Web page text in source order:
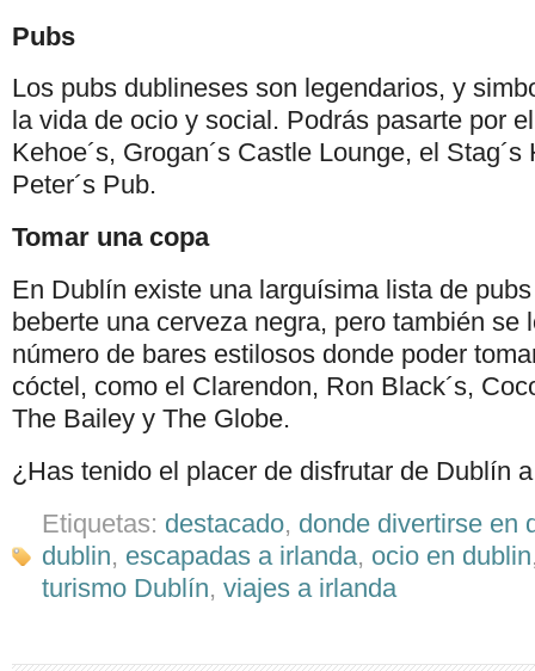
Pubs
Los pubs dublineses son legendarios, y
la vida de ocio y social. Podrás pasarte por
Kehoe´s, Grogan´s Castle Lounge, el
Peter´s Pub.
Tomar una copa
En Dublín existe una larguísima lista de
beberte una cerveza negra, pero también se
número de bares estilosos donde poder
cóctel, como el Clarendon, Ron Black´s,
The Bailey y The Globe.
¿Has tenido el placer de disfrutar de Dublín
Etiquetas: destacado, donde divertirse en
dublin, escapadas a irlanda, ocio en dublin
turismo Dublín, viajes a irlanda